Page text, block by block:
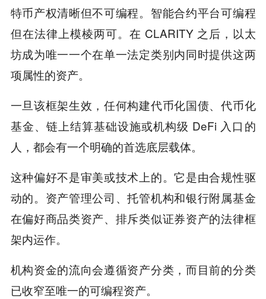
特币产权清晰但不可编程。智能合约平台可编程
但在法律上模棱两可。在 CLARITY 之后，以太
坊成为唯一一个在单一法定类别内同时提供这两
项属性的资产。
一旦该框架生效，任何构建代币化国债、代币化
基金、链上结算基础设施或机构级 DeFi 入口的
人，都会有一个明确的首选底层载体。
这种偏好不是审美或技术上的。它是由合规性驱
动的。资产管理公司、托管机构和银行附属基金
在偏好商品类资产、排斥类似证券资产的法律框
架内运作。
机构资金的流向会遵循资产分类，而目前的分类
已收窄至唯一的可编程资产。